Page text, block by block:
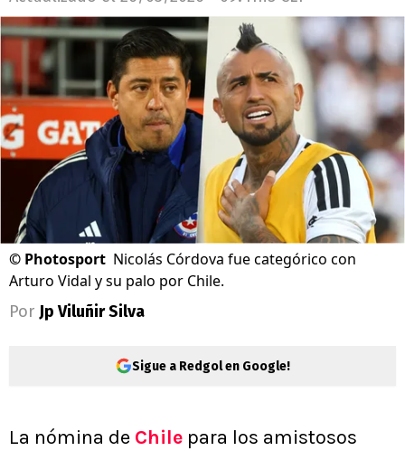
© Photosport Nicolás Córdova fue categórico con
Arturo Vidal y su palo por Chile.
Por Jp Viluñir Silva
Sigue a Redgol en Google!
La nómina de Chile para los amistosos